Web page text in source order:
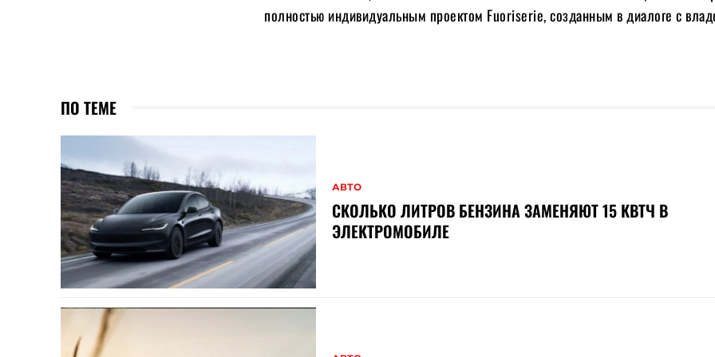
полностью индивидуальным проектом Fuoriserie, созданным в диалоге с
ПО ТЕМЕ
АВТО
СКОЛЬКО ЛИТРОВ БЕНЗИНА ЗАМЕНЯЮТ 15 КВТЧ В
ЭЛЕКТРОМОБИЛЕ